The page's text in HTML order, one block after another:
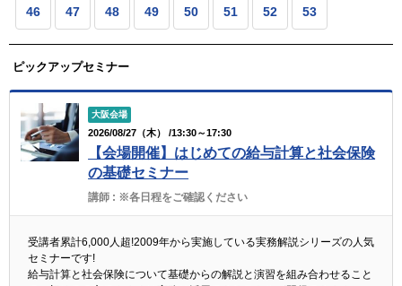
46 47 48 49 50 51 52 53
ピックアップセミナー
大阪会場
2026/08/27（木） /13:30～17:30
【会場開催】はじめての給与計算と社会保険
の基礎セミナー
講師 : ※各日程をご確認ください
受講者累計6,000人超!2009年から実施している実務解説シリーズの人気
セミナーです!
給与計算と社会保険について基礎からの解説と演習を組み合わせること